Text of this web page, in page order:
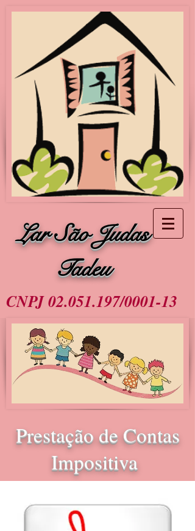
Lar São Judas
Tadeu
CNPJ02.051.197/0001-13
Prestação de Contas
Impositiva